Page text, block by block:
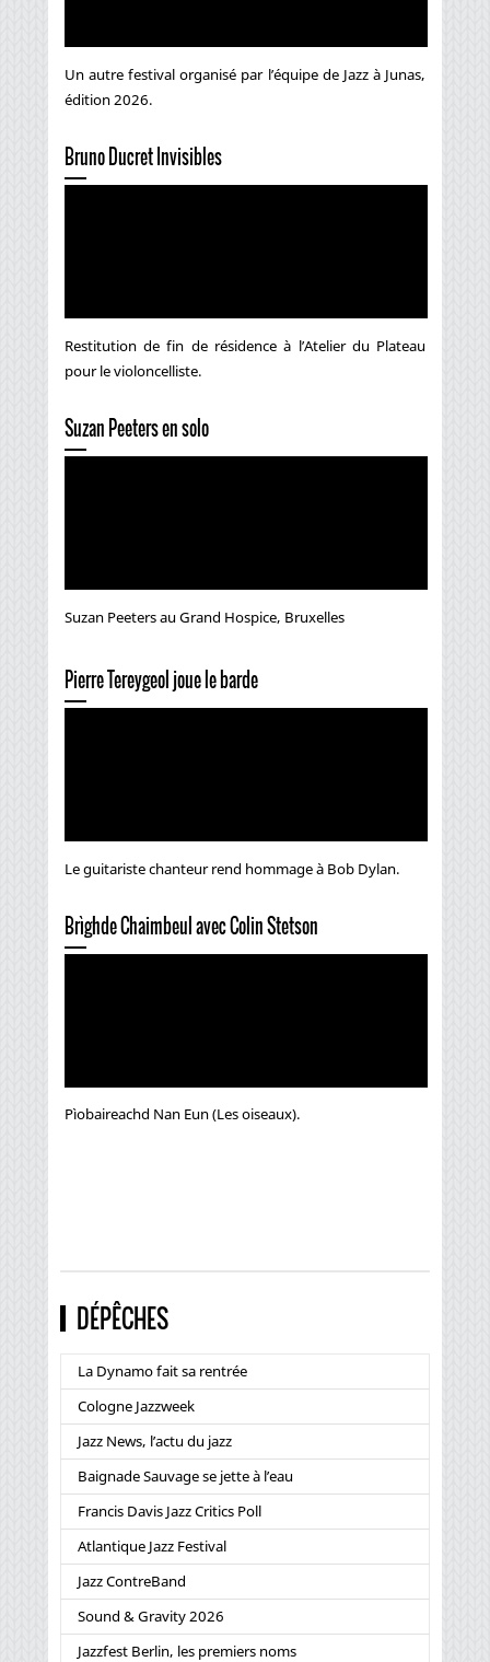
Un autre festival organisé par l’équipe de Jazz à Junas,
édition 2026.
Bruno Ducret Invisibles
Restitution de fin de résidence à l’Atelier du Plateau
pour le violoncelliste.
Suzan Peeters en solo
Suzan Peeters au Grand Hospice, Bruxelles
Pierre Tereygeol joue le barde
Le guitariste chanteur rend hommage à Bob Dylan.
Brìghde Chaimbeul avec Colin Stetson
Pìobaireachd Nan Eun (Les oiseaux).
DÉPÊCHES
La Dynamo fait sa rentrée
Cologne Jazzweek
Jazz News, l’actu du jazz
Baignade Sauvage se jette à l’eau
Francis Davis Jazz Critics Poll
Atlantique Jazz Festival
Jazz ContreBand
Sound & Gravity 2026
Jazzfest Berlin, les premiers noms